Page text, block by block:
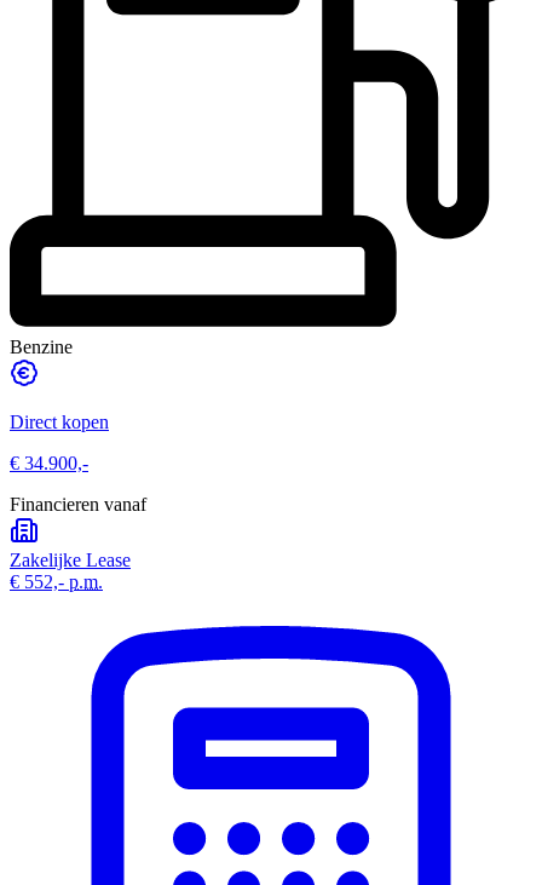
Benzine
Direct kopen
€ 34.900,-
Financieren vanaf
Zakelijke Lease
€ 552,- p.m.